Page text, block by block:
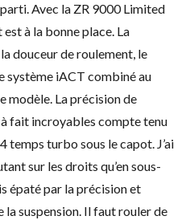
Avec la ZR 9000 Limited
à la bonne place. La
douceur de roulement, le
système iACT combiné au
modèle. La précision de
fait incroyables compte tenu
temps turbo sous le capot. J’ai
sur les droits qu’en sous-
épaté par la précision et
la suspension. Il faut rouler de